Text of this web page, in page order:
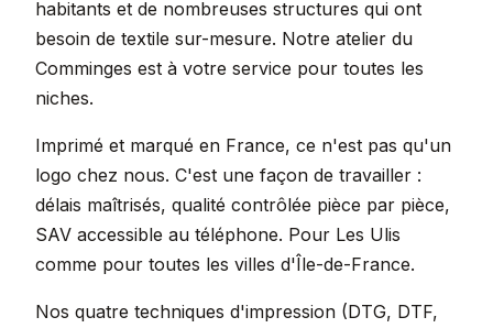
habitants et de nombreuses structures qui ont
besoin de textile sur-mesure. Notre atelier du
Comminges est à votre service pour toutes les
niches.
Imprimé et marqué en France, ce n'est pas qu'un
logo chez nous. C'est une façon de travailler :
délais maîtrisés, qualité contrôlée pièce par pièce,
SAV accessible au téléphone. Pour Les Ulis
comme pour toutes les villes d'Île-de-France.
Nos quatre techniques d'impression (DTG, DTF,